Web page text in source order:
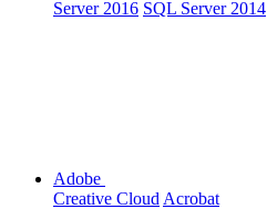
Server 2016 SQL Server 2014
Adobe
Creative Cloud Acrobat